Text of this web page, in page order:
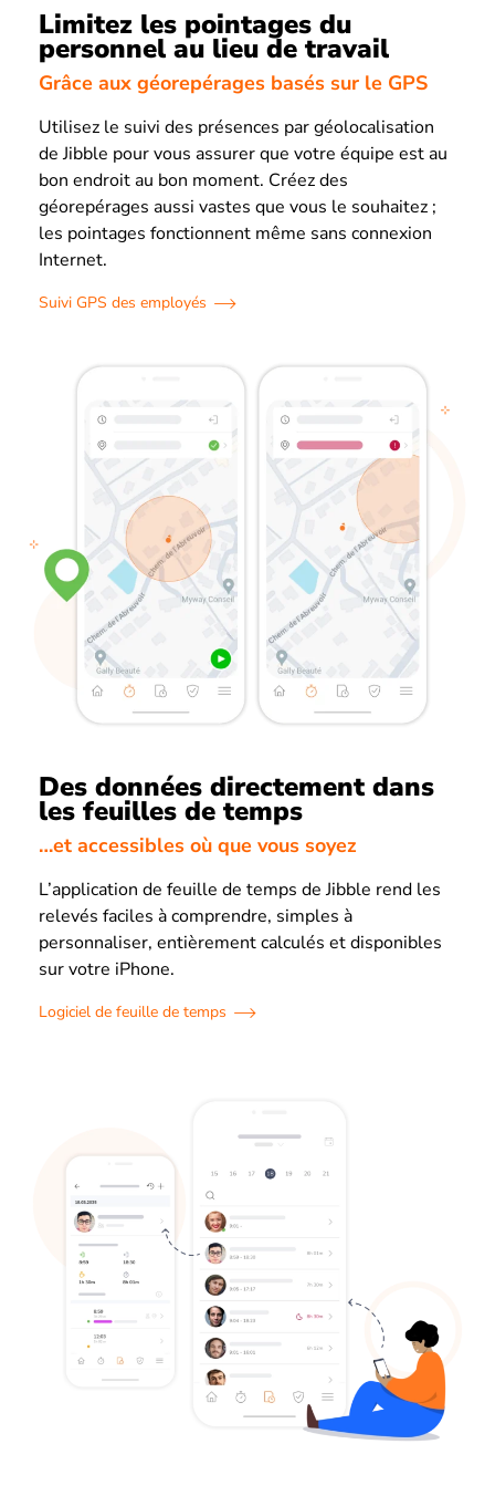
Limitez les pointages du
personnel au lieu de travail
Grâce aux géorepérages basés sur le GPS
Utilisez le suivi des présences par géolocalisation
de Jibble pour vous assurer que votre équipe est au
bon endroit au bon moment. Créez des
géorepérages aussi vastes que vous le souhaitez ;
les pointages fonctionnent même sans connexion
Internet.
Suivi GPS des employés
Des données directement dans
les feuilles de temps
…et accessibles où que vous soyez
L’application de feuille de temps de Jibble rend les
relevés faciles à comprendre, simples à
personnaliser, entièrement calculés et disponibles
sur votre iPhone.
Logiciel de feuille de temps